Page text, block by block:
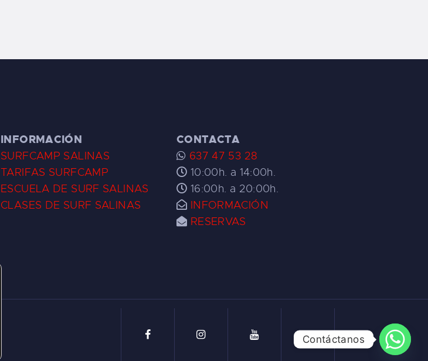
INFORMACIÓN
SURFCAMP SALINAS
TARIFAS SURFCAMP
ESCUELA DE SURF SALINAS
CLASES DE SURF SALINAS
CONTACTA
637 47 53 28
10:00h. a 14:00h.
16:00h. a 20:00h.
INFORMACIÓN
RESERVAS
Contáctanos